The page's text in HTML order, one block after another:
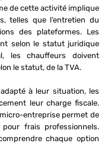
de cette activité implique
telles que l’entretien du
des plateformes. Les
selon le statut juridique
les chauffeurs doivent
le statut, de la TVA.
à leur situation, les
leur charge fiscale.
entreprise permet de
frais professionnels.
chaque option